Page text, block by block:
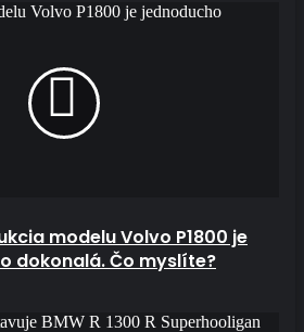
Volvo P1800 je jednoducho
modelu Volvo P1800 je
dokonalá. Čo myslíte?
BMW R 1300 R Superhooligan